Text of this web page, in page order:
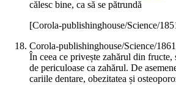
călesc bine, ca să se pătrundă
[Corola-publishinghouse/Science/
Corola-publishinghouse/Science/
În ceea ce privește zahărul din
de periculoase ca zahărul. De
cariile dentare, obezitatea și